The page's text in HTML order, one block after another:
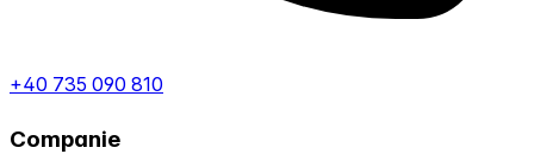
+40 735 090 810
Companie